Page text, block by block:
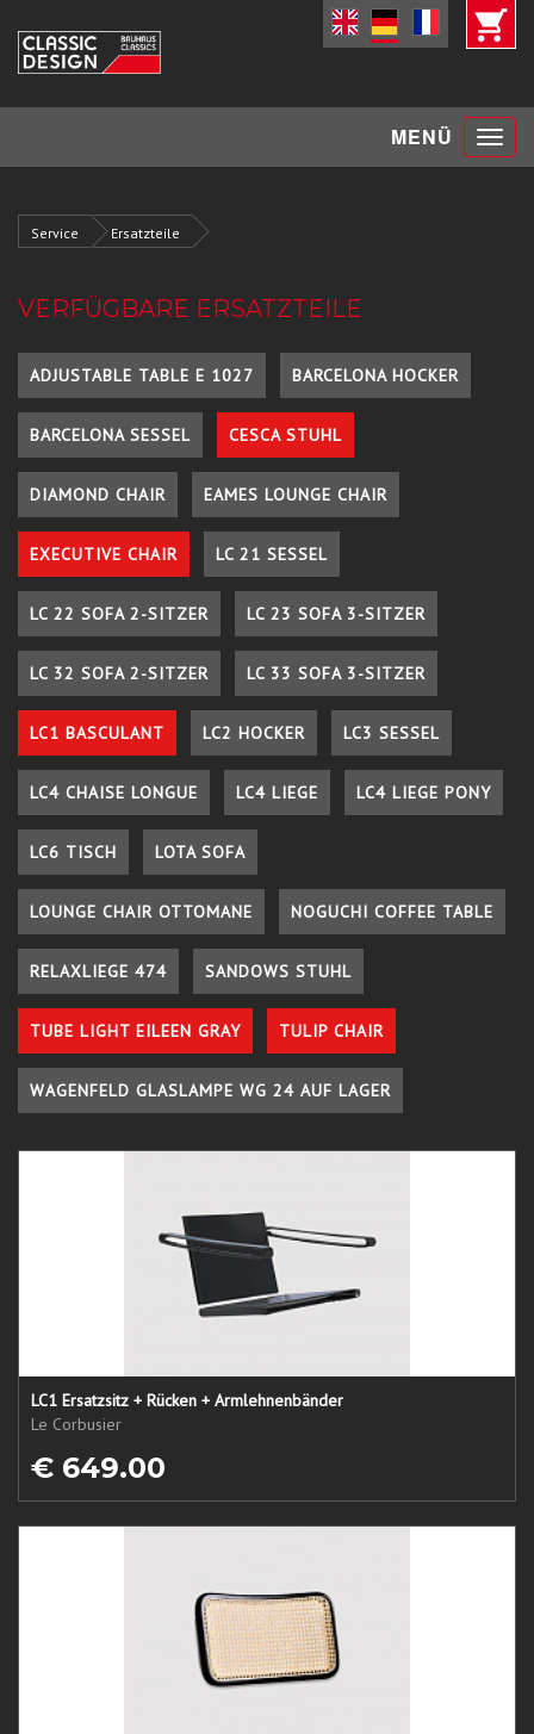
MENÜ Toggle
Service Ersatzteile
VERFÜGBARE ERSATZTEILE
ADJUSTABLE TABLE E 1027 BARCELONA HOCKER
BARCELONA SESSEL CESCA STUHL
DIAMOND CHAIR EAMES LOUNGE CHAIR
EXECUTIVE CHAIR LC 21 SESSEL
LC 22 SOFA 2-SITZER LC 23 SOFA 3-SITZER
LC 32 SOFA 2-SITZER LC 33 SOFA 3-SITZER
LC1 BASCULANT LC2 HOCKER LC3 SESSEL
LC4 CHAISE LONGUE LC4 LIEGE LC4 LIEGE PONY
LC6 TISCH LOTA SOFA
LOUNGE CHAIR OTTOMANE NOGUCHI COFFEE TABLE
RELAXLIEGE 474 SANDOWS STUHL
TUBE LIGHT EILEEN GRAY TULIP CHAIR
WAGENFELD GLASLAMPE WG 24 AUF LAGER
LC1 Ersatzsitz + Rücken + Armlehnenbänder
Le Corbusier
€ 649.00